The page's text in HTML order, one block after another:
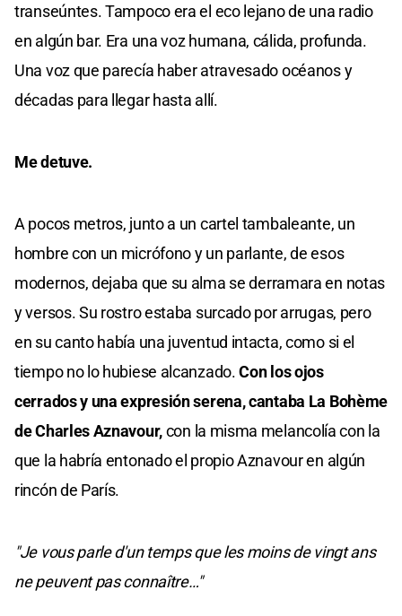
transeúntes. Tampoco era el eco lejano de una radio
en algún bar. Era una voz humana, cálida, profunda.
Una voz que parecía haber atravesado océanos y
décadas para llegar hasta allí.
Me detuve.
A pocos metros, junto a un cartel tambaleante, un
hombre con un micrófono y un parlante, de esos
modernos, dejaba que su alma se derramara en notas
y versos. Su rostro estaba surcado por arrugas, pero
en su canto había una juventud intacta, como si el
tiempo no lo hubiese alcanzado.Con los ojos
cerrados y una expresión serena, cantaba La Bohème
de Charles Aznavour,con la misma melancolía con la
que la habría entonado el propio Aznavour en algún
rincón de París.
"Je vous parle d'un temps que les moins de vingt ans
ne peuvent pas connaître…"